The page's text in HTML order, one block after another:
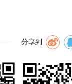
分享到